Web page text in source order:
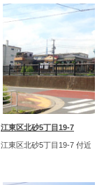
江東区北砂5丁目19-7
江東区北砂5丁目19-7 付近